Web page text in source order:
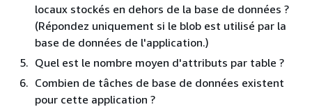
locaux stockés en dehors de la base de données ?
(Répondez uniquement si le blob est utilisé par la
base de données de l'application.)
Quel est le nombre moyen d'attributs par table ?
Combien de tâches de base de données existent
pour cette application ?